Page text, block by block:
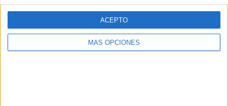
MÁS OPCIONES
ACEPTO
SIGUE NUESTROS TABLEROS EN
PINTEREST